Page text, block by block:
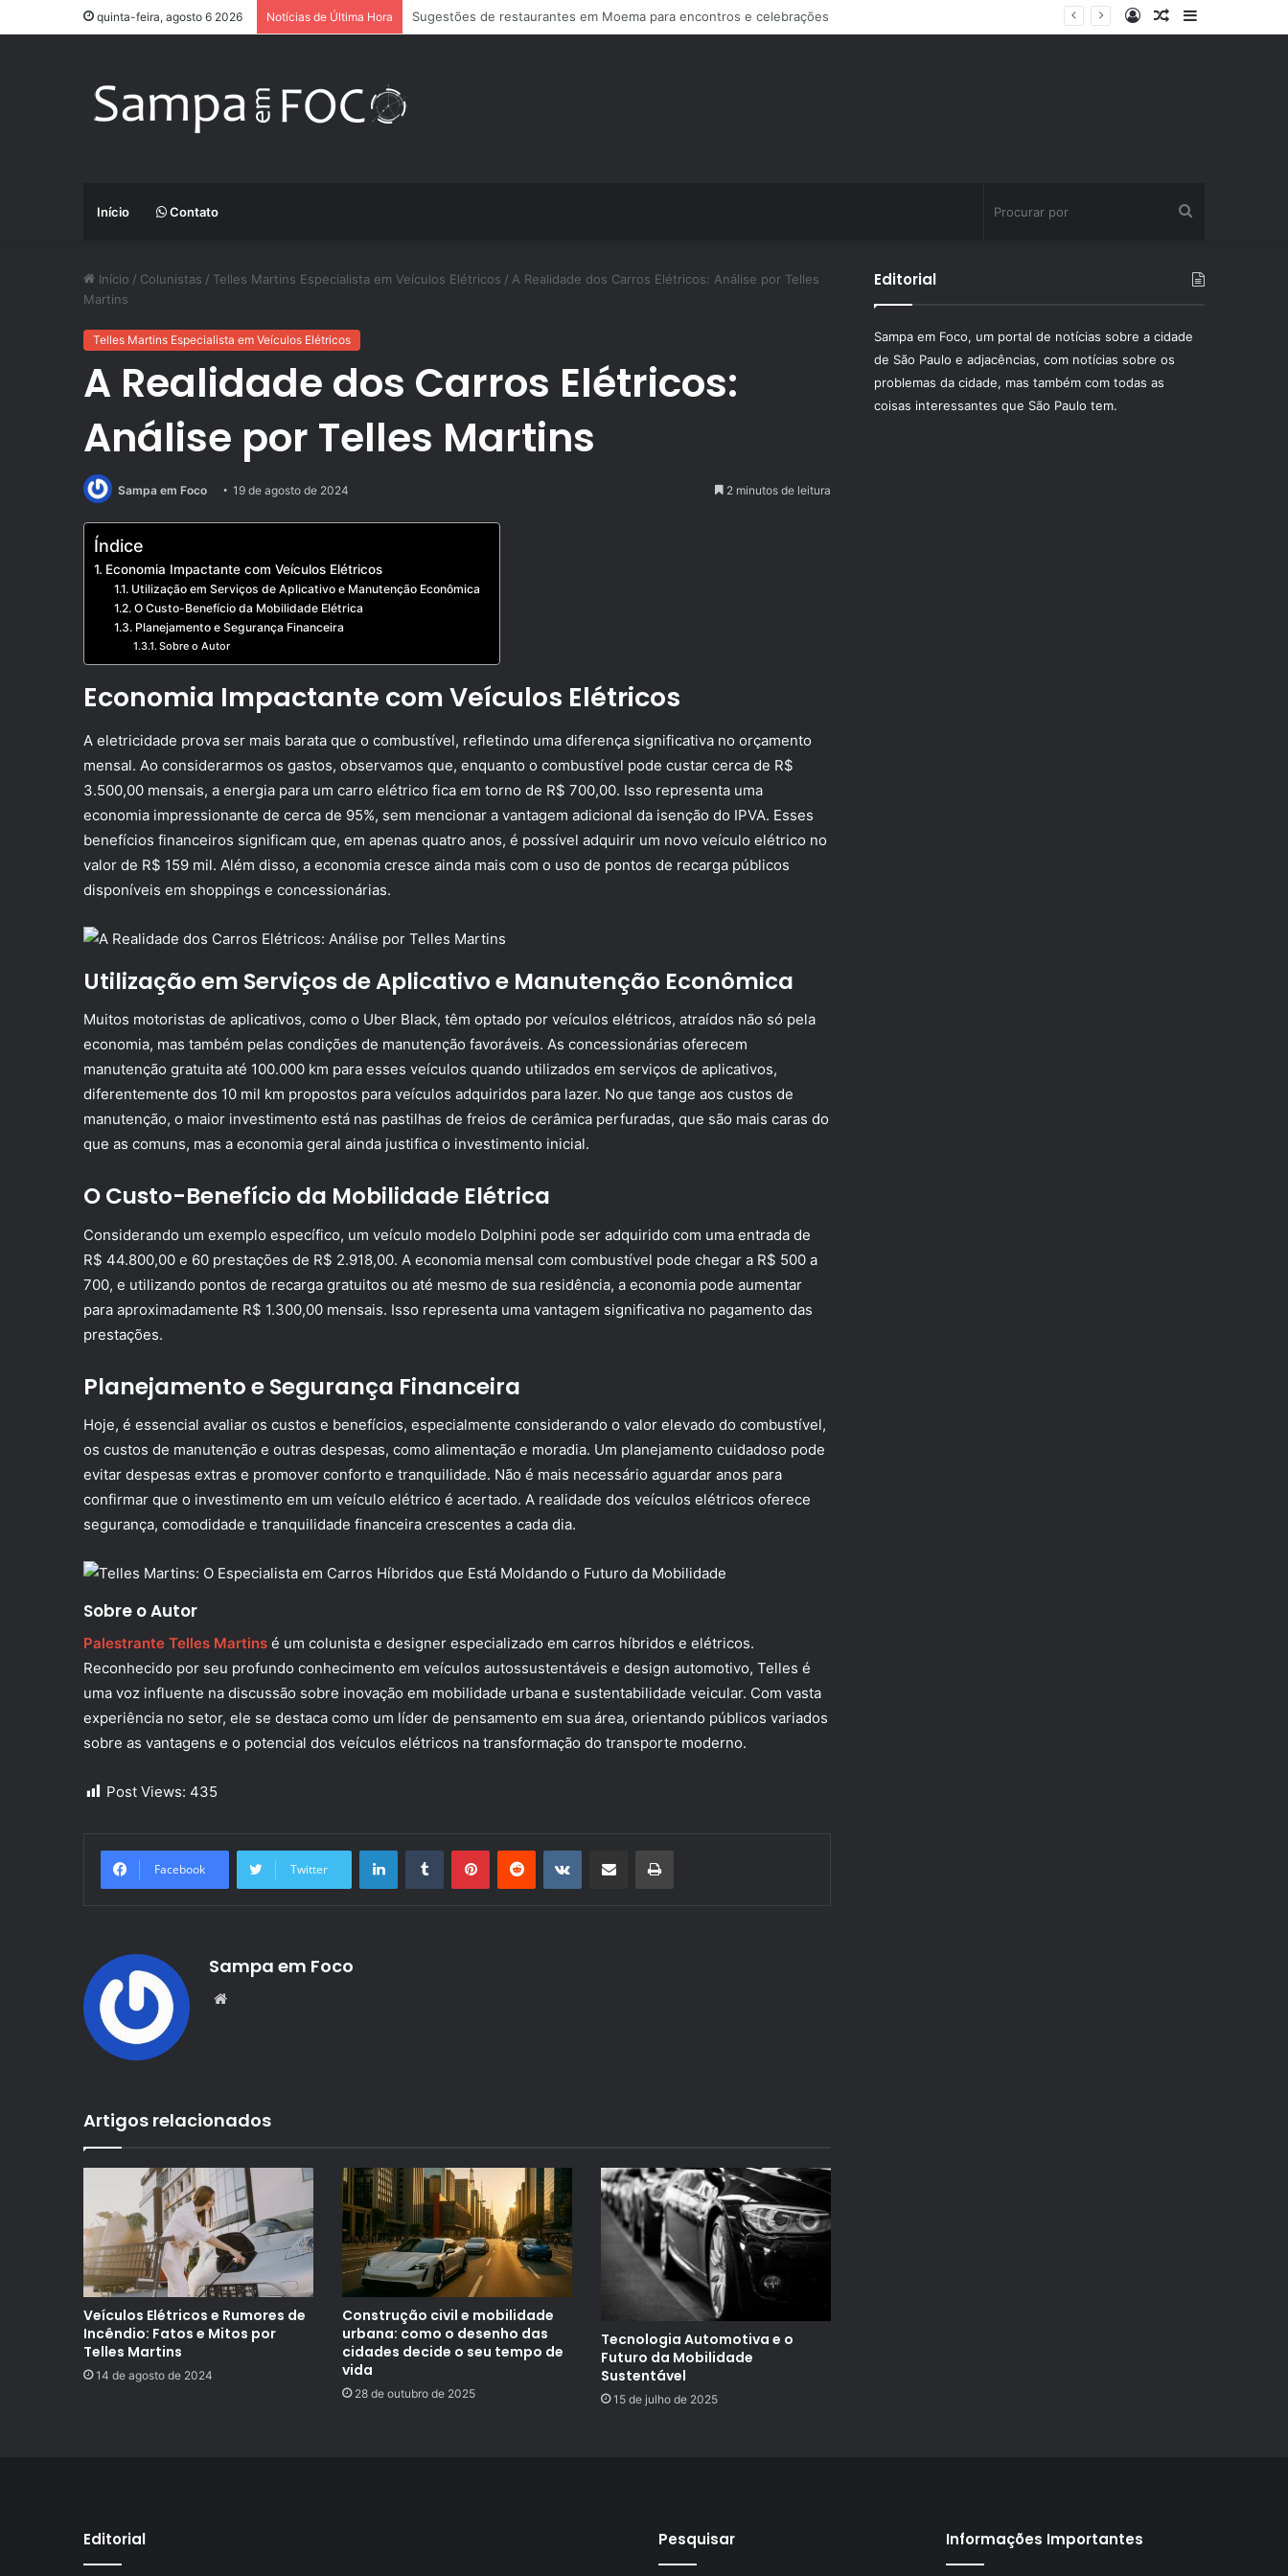
quinta-feira, agosto 6 2026 Notícias de Última Hora Apps de treino personalizado crescem no Brasil e impulsionam modelo de assinatura fitness
Barra
Artigo
Entrar
Início Contato
por
Início / Colunistas / Telles Martins Especialista em Veículos Elétricos / A Realidade dos Carros Elétricos: Análise por Telles
Martins
Telles Martins Especialista em Veículos Elétricos
A Realidade dos Carros Elétricos:
Análise por Telles Martins
Sampa em Foco 19 de agosto de 2024 2 minutos de leitura
Índice
Economia Impactante com Veículos Elétricos
Utilização em Serviços de Aplicativo e Manutenção Econômica
O Custo-Benefício da Mobilidade Elétrica
Planejamento e Segurança Financeira
Sobre o Autor
Economia Impactante com Veículos Elétricos
A eletricidade prova ser mais barata que o combustível, refletindo uma diferença significativa no orçamento
mensal. Ao considerarmos os gastos, observamos que, enquanto o combustível pode custar cerca de R$
3.500,00 mensais, a energia para um carro elétrico fica em torno de R$ 700,00. Isso representa uma
economia impressionante de cerca de 95%, sem mencionar a vantagem adicional da isenção do IPVA. Esses
benefícios financeiros significam que, em apenas quatro anos, é possível adquirir um novo veículo elétrico no
valor de R$ 159 mil. Além disso, a economia cresce ainda mais com o uso de pontos de recarga públicos
disponíveis em shoppings e concessionárias.
Utilização em Serviços de Aplicativo e Manutenção Econômica
Muitos motoristas de aplicativos, como o Uber Black, têm optado por veículos elétricos, atraídos não só pela
economia, mas também pelas condições de manutenção favoráveis. As concessionárias oferecem
manutenção gratuita até 100.000 km para esses veículos quando utilizados em serviços de aplicativos,
diferentemente dos 10 mil km propostos para veículos adquiridos para lazer. No que tange aos custos de
manutenção, o maior investimento está nas pastilhas de freios de cerâmica perfuradas, que são mais caras do
que as comuns, mas a economia geral ainda justifica o investimento inicial.
O Custo-Benefício da Mobilidade Elétrica
Considerando um exemplo específico, um veículo modelo Dolphini pode ser adquirido com uma entrada de
R$ 44.800,00 e 60 prestações de R$ 2.918,00. A economia mensal com combustível pode chegar a R$ 500 a
700, e utilizando pontos de recarga gratuitos ou até mesmo de sua residência, a economia pode aumentar
para aproximadamente R$ 1.300,00 mensais. Isso representa uma vantagem significativa no pagamento das
prestações.
Planejamento e Segurança Financeira
Hoje, é essencial avaliar os custos e benefícios, especialmente considerando o valor elevado do combustível,
os custos de manutenção e outras despesas, como alimentação e moradia. Um planejamento cuidadoso pode
evitar despesas extras e promover conforto e tranquilidade. Não é mais necessário aguardar anos para
confirmar que o investimento em um veículo elétrico é acertado. A realidade dos veículos elétricos oferece
segurança, comodidade e tranquilidade financeira crescentes a cada dia.
Sobre o Autor
Palestrante Telles Martins é um colunista e designer especializado em carros híbridos e elétricos.
Reconhecido por seu profundo conhecimento em veículos autossustentáveis e design automotivo, Telles é
uma voz influente na discussão sobre inovação em mobilidade urbana e sustentabilidade veicular. Com vasta
experiência no setor, ele se destaca como um líder de pensamento em sua área, orientando públicos variados
sobre as vantagens e o potencial dos veículos elétricos na transformação do transporte moderno.
Post Views: 435
Facebook Twitter
LinkedinTumblr PinterestReddit VK Compartilhar via e-mail Imprimir
Sampa em Foco
Website
Artigos relacionados
Veículos Elétricos e Rumores de
Incêndio: Fatos e Mitos por
Telles Martins
14 de agosto de 2024
Construção civil e mobilidade
urbana: como o desenho das
cidades decide o seu tempo de
vida
28 de outubro de 2025
Tecnologia Automotiva e o
Futuro da Mobilidade
Sustentável
15 de julho de 2025
Editorial
Sampa em Foco, um portal de notícias sobre a cidade
de São Paulo e adjacências, com notícias sobre os
problemas da cidade, mas também com todas as
coisas interessantes que São Paulo tem.
Editorial Pesquisar Informações Importantes